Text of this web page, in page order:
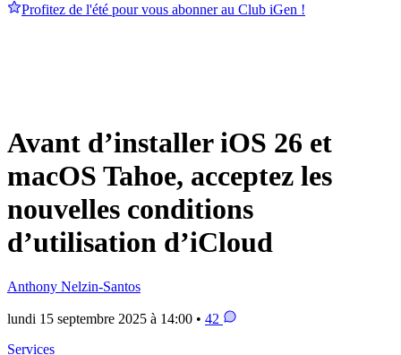
Profitez de l'été pour vous abonner au Club iGen !
Avant d’installer iOS 26 et
macOS Tahoe, acceptez les
nouvelles conditions
d’utilisation d’iCloud
Anthony Nelzin-Santos
lundi 15 septembre 2025 à 14:00 • 42
Services